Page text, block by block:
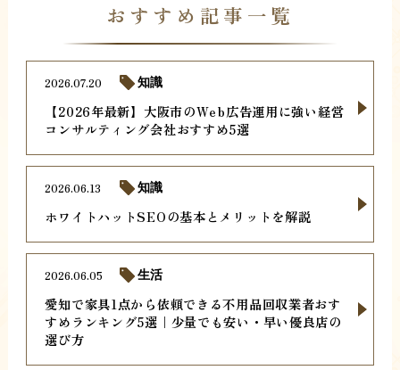
おすすめ記事一覧
【2026年最新】大阪市のWeb広告運用に強い経営
コンサルティング会社おすすめ5選
2026.07.20 知識
ホワイトハットSEOの基本とメリットを解説
2026.06.13 知識
愛知で家具1点から依頼できる不用品回収業者おす
すめランキング5選｜少量でも安い・早い優良店の
選び方
2026.06.05 生活